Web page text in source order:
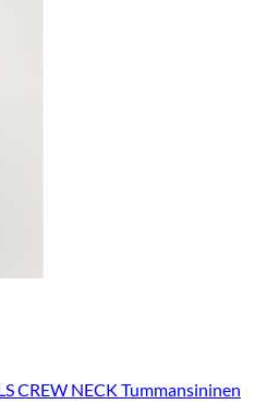
CREW NECK Tummansininen